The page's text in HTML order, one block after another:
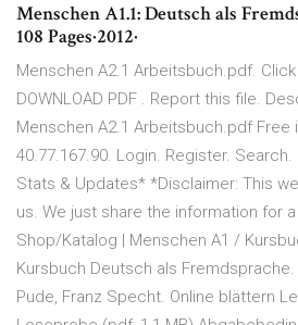
Menschen A1.1: Deutsch als
108 Pages·2012·
Menschen A2.1 Arbeitsbuch.pdf.
DOWNLOAD PDF . Report this file.
Menschen A2.1 Arbeitsbuch.pdf
40.77.167.90. Login. Register. Search.
Stats & Updates* *Disclaimer: This
us. We just share the information for
Shop/Katalog | Menschen A1 /
Kursbuch Deutsch als Fremdsprache.
Pude, Franz Specht. Online blättern